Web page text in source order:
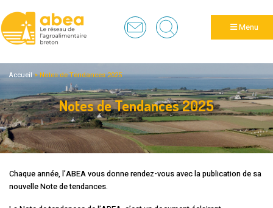
Menu
Accueil>Notes de Tendances 2025
Notes de Tendances 2025
Chaque année, l’ABEA vous donne rendez-vous avec la publication de sa
nouvelle Note de tendances.